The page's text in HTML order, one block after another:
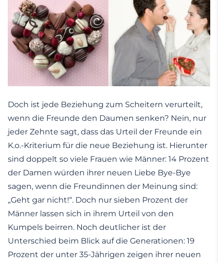
Doch ist jede Beziehung zum Scheitern verurteilt,
wenn die Freunde den Daumen senken? Nein, nur
jeder Zehnte sagt, dass das Urteil der Freunde ein
K.o.-Kriterium für die neue Beziehung ist. Hierunter
sind doppelt so viele Frauen wie Männer: 14 Prozent
der Damen würden ihrer neuen Liebe Bye-Bye
sagen, wenn die Freundinnen der Meinung sind:
„Geht gar nicht!“. Doch nur sieben Prozent der
Männer lassen sich in ihrem Urteil von den
Kumpels beirren. Noch deutlicher ist der
Unterschied beim Blick auf die Generationen: 19
Prozent der unter 35-Jährigen zeigen ihrer neuen